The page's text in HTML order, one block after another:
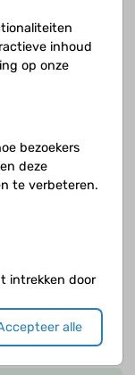
met
inhoud
op onze
bezoekers
deze
te verbeteren.
intrekken door
alle